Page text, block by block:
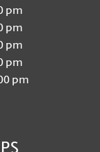
pm
pm
pm
pm
pm